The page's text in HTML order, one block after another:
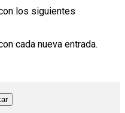
los siguientes
cada nueva entrada.